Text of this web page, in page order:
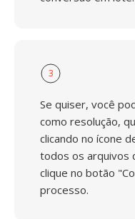
3
Se quiser, você
como resolução,
clicando no ícone
todos os arquivos
clique no botão
processo.